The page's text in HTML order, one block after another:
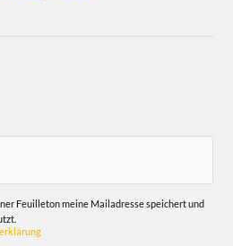
Feuilleton meine Mailadresse speichert und